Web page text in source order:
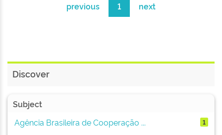
previous 1 next
Discover
Subject
Agência Brasileira de Cooperação ...
1